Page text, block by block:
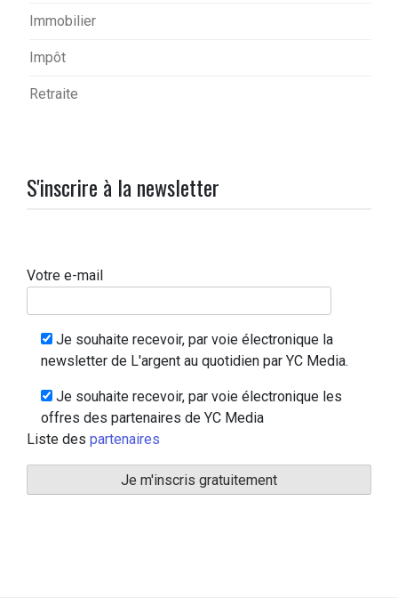
Immobilier
Impôt
Retraite
S'inscrire à la newsletter
Votre e-mail
Je souhaite recevoir, par voie électronique la
newsletter de L'argent au quotidien par YC Media.
Je souhaite recevoir, par voie électronique les
offres des partenaires de YC Media
Liste des partenaires